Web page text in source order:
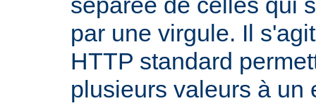
par une virgule. Il
HTTP standard
plusieurs valeurs à un